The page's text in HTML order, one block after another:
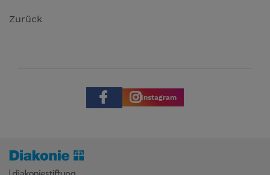
Zurück
Instagram